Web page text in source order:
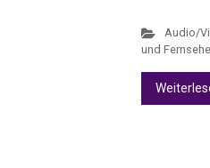
Audio/
und